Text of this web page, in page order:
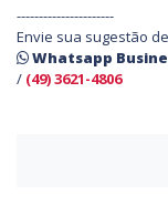
----------------------
Envie sua sugestão
Whatsapp
/ (49) 3621-4806